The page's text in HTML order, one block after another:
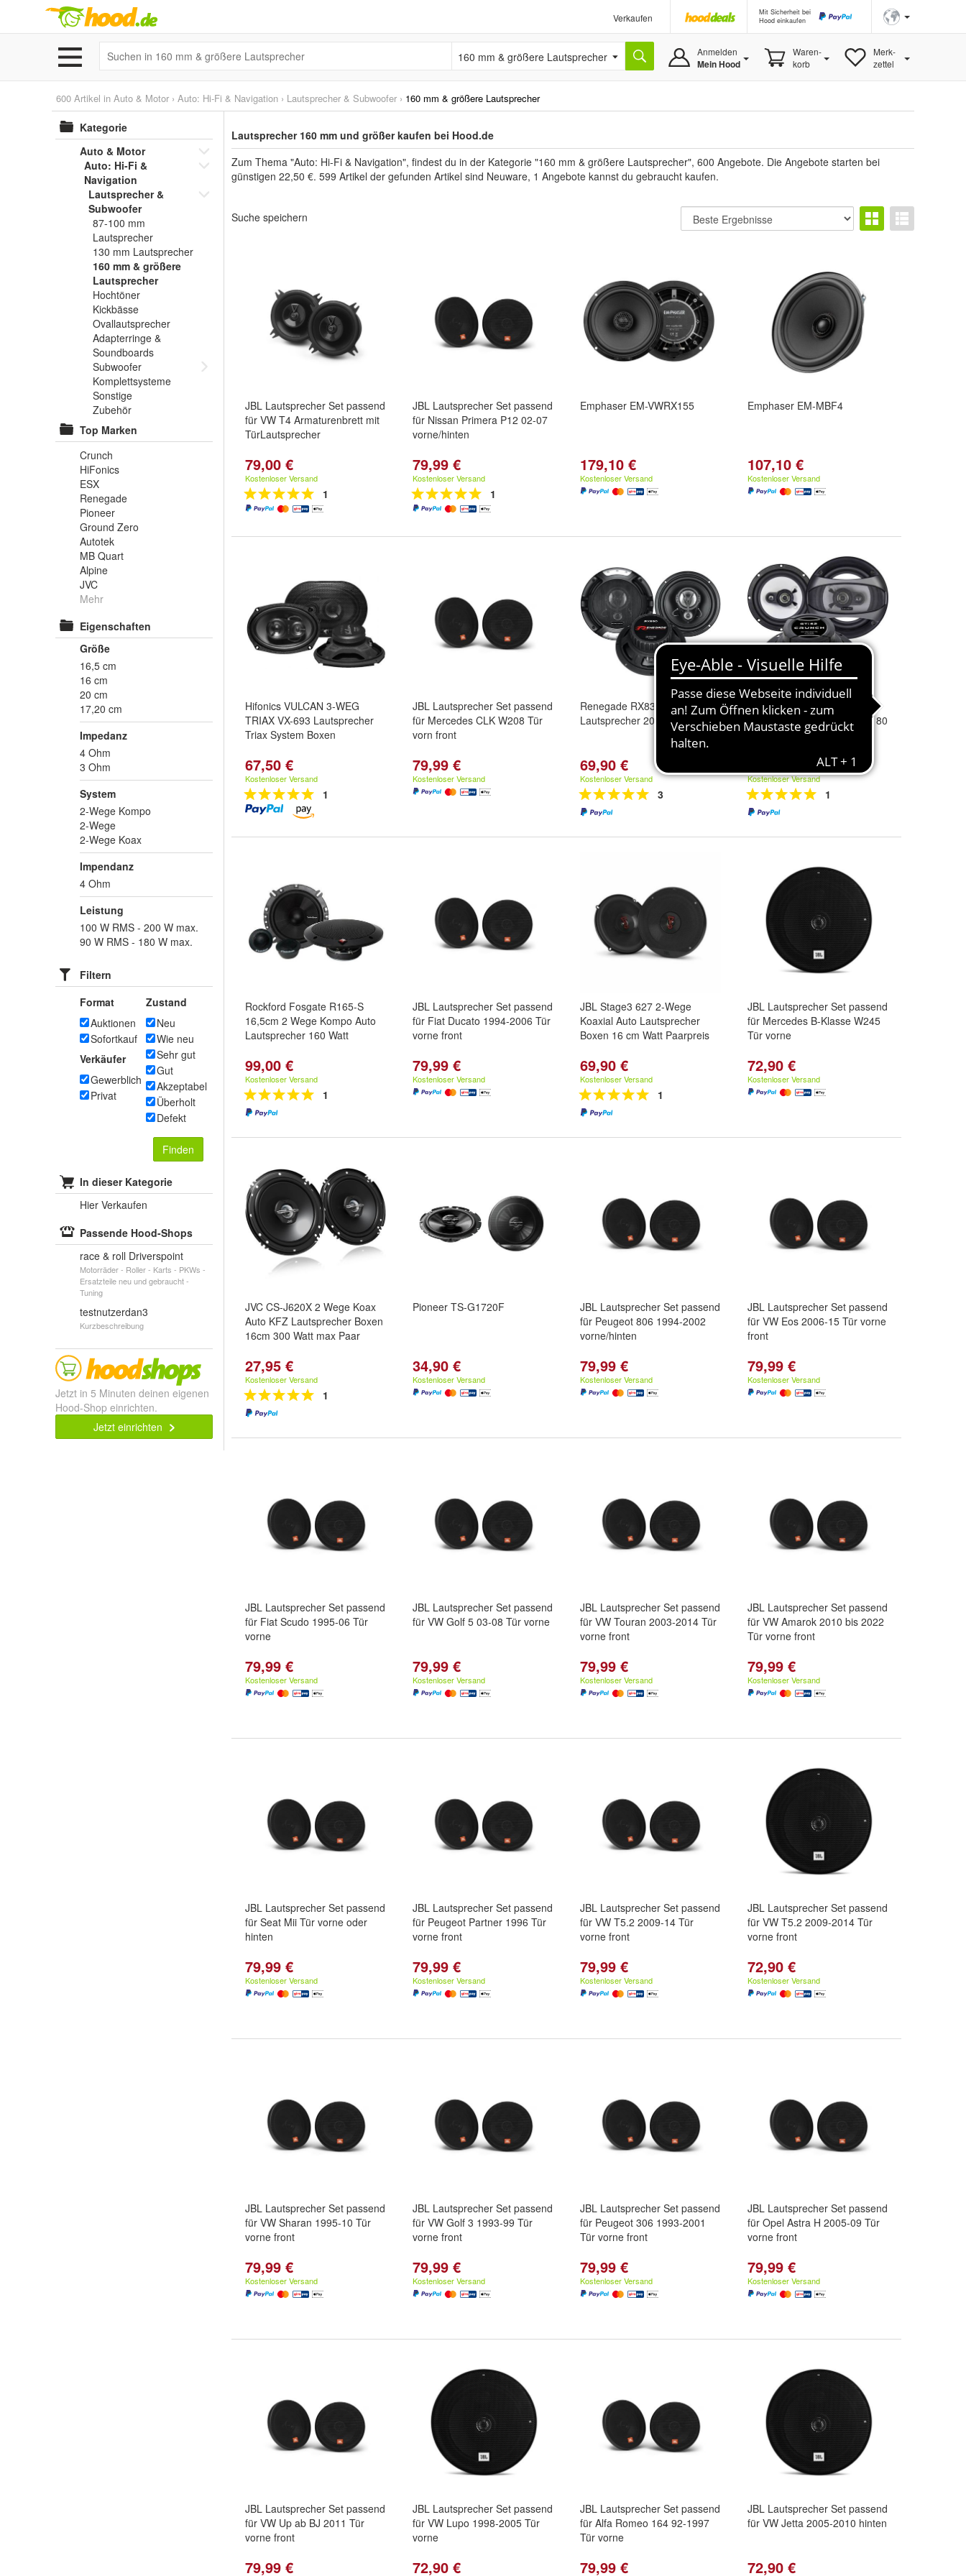
Verkaufen
Mit Sicherheit bei
Hood einkaufen
160 mm & größere Lautsprecher Anmelden
Mein Hood
Waren-
korb
Merk-
zettel
600 Artikel in Auto & Motor › Auto: Hi-Fi & Navigation › Lautsprecher & Subwoofer › 160 mm & größere Lautsprecher
Kategorie
Auto & Motor
Auto: Hi-Fi &
Navigation
Lautsprecher &
Subwoofer
87-100 mm
Lautsprecher
130 mm Lautsprecher
160 mm & größere
Lautsprecher
Hochtöner
Kickbässe
Ovallautsprecher
Adapterringe &
Soundboards
Subwoofer
Komplettsysteme
Sonstige
Zubehör
Top Marken
Crunch
HiFonics
ESX
Renegade
Pioneer
Ground Zero
Autotek
MB Quart
Alpine
JVC
Mehr
Eigenschaften
Größe
16,5 cm
16 cm
20 cm
17,20 cm
Impedanz
4 Ohm
3 Ohm
System
2-Wege Kompo
2-Wege
2-Wege Koax
Impendanz
4 Ohm
Leistung
100 W RMS - 200 W max.
90 W RMS - 180 W max.
Filtern
Format
Auktionen
Sofortkauf
Verkäufer
Gewerblich
Privat
Zustand
Neu
Wie neu
Sehr gut
Gut
Akzeptabel
Überholt
Defekt
Finden
In dieser Kategorie
Hier Verkaufen
Passende Hood-Shops
race & roll Driverspoint
Motorräder - Roller - Karts - PKWs -
Ersatzteile neu und gebraucht -
Tuning
testnutzerdan3
Kurzbeschreibung
Jetzt in 5 Minuten deinen eigenen
Hood-Shop einrichten.
Jetzt einrichten
Lautsprecher 160 mm und größer kaufen bei Hood.de
Zum Thema "Auto: Hi-Fi & Navigation", findest du in der Kategorie "160 mm & größere Lautsprecher", 600 Angebote. Die Angebote starten bei
günstigen 22,50 €. 599 Artikel der gefunden Artikel sind Neuware, 1 Angebote kannst du gebraucht kaufen.
Suche speichern
JBL Lautsprecher Set passend
für VW T4 Armaturenbrett mit
TürLautsprecher
79,00 €
Kostenloser Versand
1
JBL Lautsprecher Set passend
für Nissan Primera P12 02-07
vorne/hinten
79,99 €
Kostenloser Versand
1
Emphaser EM-VWRX155
179,10 €
Kostenloser Versand
Emphaser EM-MBF4
107,10 €
Kostenloser Versand
Hifonics VULCAN 3-WEG
TRIAX VX-693 Lautsprecher
Triax System Boxen
67,50 €
Kostenloser Versand
1
JBL Lautsprecher Set passend
für Mercedes CLK W208 Tür
vorn front
79,99 €
Kostenloser Versand
Renegade RX830
Lautsprecher 20 cm Triax
69,90 €
Kostenloser Versand
3
Crunch GTI-62 2-Wege
Koaxial Auto Lautsprecher 180
Watt
Kostenloser Versand
1
Rockford Fosgate R165-S
16,5cm 2 Wege Kompo Auto
Lautsprecher 160 Watt
99,00 €
Kostenloser Versand
1
JBL Lautsprecher Set passend
für Fiat Ducato 1994-2006 Tür
vorne front
79,99 €
Kostenloser Versand
JBL Stage3 627 2-Wege
Koaxial Auto Lautsprecher
Boxen 16 cm Watt Paarpreis
69,90 €
Kostenloser Versand
1
JBL Lautsprecher Set passend
für Mercedes B-Klasse W245
Tür vorne
72,90 €
Kostenloser Versand
JVC CS-J620X 2 Wege Koax
Auto KFZ Lautsprecher Boxen
16cm 300 Watt max Paar
27,95 €
Kostenloser Versand
1
Pioneer TS-G1720F
34,90 €
Kostenloser Versand
JBL Lautsprecher Set passend
für Peugeot 806 1994-2002
vorne/hinten
79,99 €
Kostenloser Versand
JBL Lautsprecher Set passend
für VW Eos 2006-15 Tür vorne
front
79,99 €
Kostenloser Versand
JBL Lautsprecher Set passend
für Fiat Scudo 1995-06 Tür
vorne
79,99 €
Kostenloser Versand
JBL Lautsprecher Set passend
für VW Golf 5 03-08 Tür vorne
79,99 €
Kostenloser Versand
JBL Lautsprecher Set passend
für VW Touran 2003-2014 Tür
vorne front
79,99 €
Kostenloser Versand
JBL Lautsprecher Set passend
für VW Amarok 2010 bis 2022
Tür vorne front
79,99 €
Kostenloser Versand
JBL Lautsprecher Set passend
für Seat Mii Tür vorne oder
hinten
79,99 €
Kostenloser Versand
JBL Lautsprecher Set passend
für Peugeot Partner 1996 Tür
vorne front
79,99 €
Kostenloser Versand
JBL Lautsprecher Set passend
für VW T5.2 2009-14 Tür
vorne front
79,99 €
Kostenloser Versand
JBL Lautsprecher Set passend
für VW T5.2 2009-2014 Tür
vorne front
72,90 €
Kostenloser Versand
JBL Lautsprecher Set passend
für VW Sharan 1995-10 Tür
vorne front
79,99 €
Kostenloser Versand
JBL Lautsprecher Set passend
für VW Golf 3 1993-99 Tür
vorne front
79,99 €
Kostenloser Versand
JBL Lautsprecher Set passend
für Peugeot 306 1993-2001
Tür vorne front
79,99 €
Kostenloser Versand
JBL Lautsprecher Set passend
für Opel Astra H 2005-09 Tür
vorne front
79,99 €
Kostenloser Versand
JBL Lautsprecher Set passend
für VW Up ab BJ 2011 Tür
vorne front
79,99 €
JBL Lautsprecher Set passend
für VW Lupo 1998-2005 Tür
vorne
72,90 €
JBL Lautsprecher Set passend
für Alfa Romeo 164 92-1997
Tür vorne
79,99 €
JBL Lautsprecher Set passend
für VW Jetta 2005-2010 hinten
72,90 €